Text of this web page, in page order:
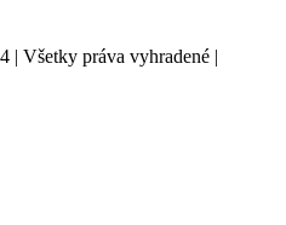
| Všetky práva vyhradené |